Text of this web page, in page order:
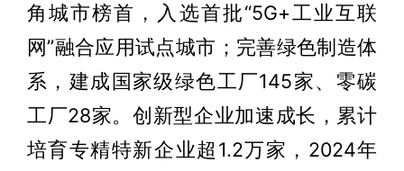
角城市榜首，入选首批“5G+工业互联
网”融合应用试点城市；完善绿色制造体
系，建成国家级绿色工厂145家、零碳
工厂28家。创新型企业加速成长，累计
培育专精特新企业超1.2万家，2024年